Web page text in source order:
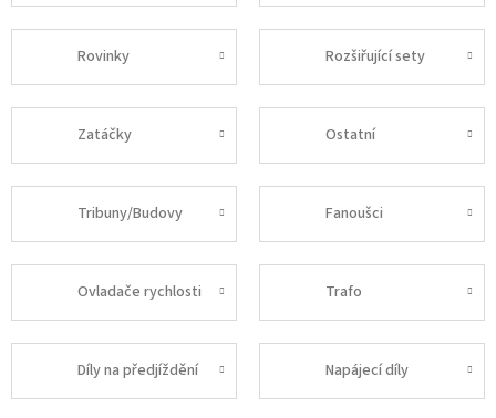
Rovinky Rozšiřující sety
Zatáčky Ostatní
Tribuny/Budovy Fanoušci
Ovladače rychlosti Trafo
Díly na předjíždění Napájecí díly